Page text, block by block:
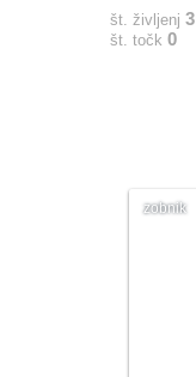
št. življenj 3
št. točk 0
zobnik